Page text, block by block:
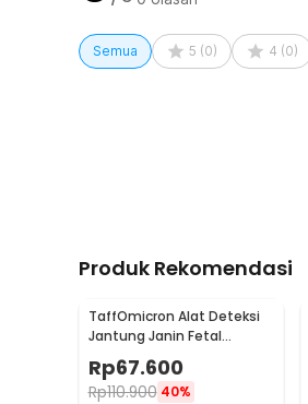
Semua 5 (0) 4 (0)
Produk Rekomendasi
TaffOmicron Alat Deteksi
Jantung Janin Fetal
Doppler Portable 3.0 MHz -
JSL-T501
Rp67.600
Rp110.900 40%